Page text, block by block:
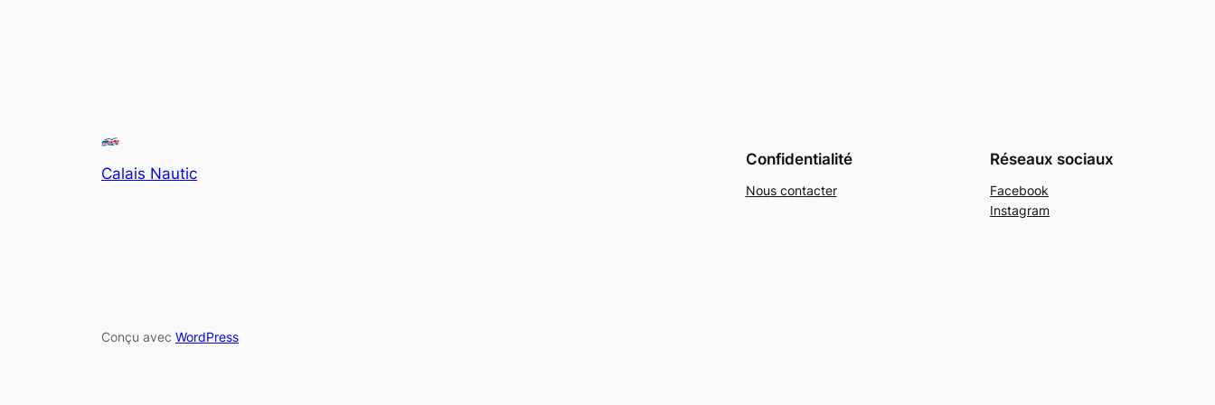
Calais Nautic
Confidentialité
Nous contacter
Réseaux sociaux
Facebook
Instagram
Conçu avec WordPress